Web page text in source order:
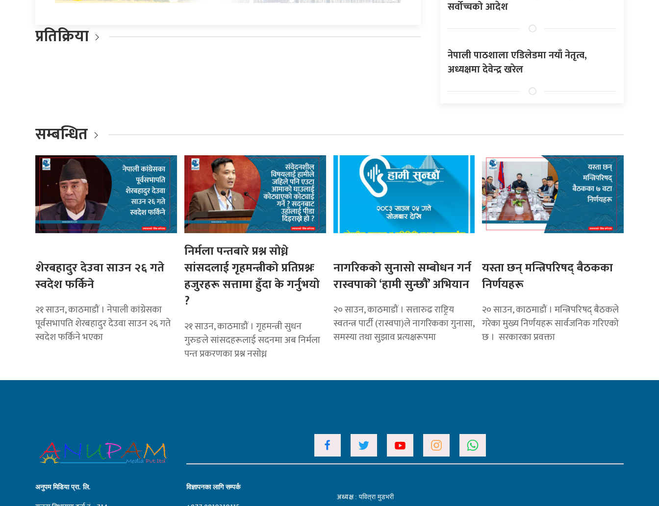
प्रतिक्रिया
सर्वोच्चको आदेश
नेपाली पाठशाला एडिलेडमा नयाँ नेतृत्व,
अध्यक्षमा देवेन्द्र खरेल
सम्बन्धित
शेरबहादुर देउवा साउन २६ गते
स्वदेश फर्किने
२१ साउन, काठमाडौं । नेपाली कांग्रेसका
पूर्वसभापति शेरबहादुर देउवा साउन २६ गते
स्वदेश फर्किने भएका
निर्मला पन्तबारे प्रश्न सोध्ने
सांसदलाई गृहमन्त्रीको प्रतिप्रश्नः
हजुरहरू सत्तामा हुँदा के गर्नुभयो
?
२१ साउन, काठमाडौं । गृहमन्त्री सुधन
गुरुङले सांसदहरूलाई सदनमा अब निर्मला
पन्त प्रकरणका प्रश्न नसोध्न
नागरिकको सुनासो सम्बोधन गर्न
रास्वपाको ‘हामी सुन्छौं’ अभियान
२० साउन, काठमाडौं । सत्तारुढ राष्ट्रिय
स्वतन्त्र पार्टी (रास्वपा)ले नागरिकका गुनासा,
समस्या तथा सुझाव प्रत्यक्षरूपमा
यस्ता छन् मन्त्रिपरिषद् बैठकका
निर्णयहरू
२० साउन, काठमाडौं । मन्त्रिपरिषद् बैठकले
गरेका मुख्य निर्णयहरू सार्वजनिक गरिएको
छ । सरकारका प्रवक्ता
अनुपम मिडिया प्रा. लि. विज्ञापनका लागि सम्पर्क
अध्यक्ष : पवित्रा मुडभरी